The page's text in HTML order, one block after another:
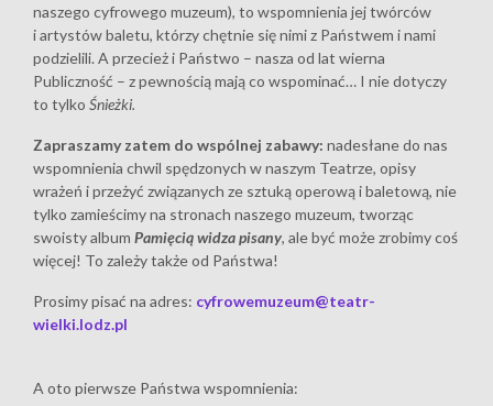
naszego cyfrowego muzeum), to wspomnienia jej twórców
i artystów baletu, którzy chętnie się nimi z Państwem i nami
podzielili. A przecież i Państwo – nasza od lat wierna
Publiczność – z pewnością mają co wspominać… I nie dotyczy
to tylko Śnieżki.
Zapraszamy zatem do wspólnej zabawy: nadesłane do nas
wspomnienia chwil spędzonych w naszym Teatrze, opisy
wrażeń i przeżyć związanych ze sztuką operową i baletową, nie
tylko zamieścimy na stronach naszego muzeum, tworząc
swoisty album Pamięcią widza pisany, ale być może zrobimy coś
więcej! To zależy także od Państwa!
Prosimy pisać na adres: cyfrowemuzeum@teatr-
wielki.lodz.pl
A oto pierwsze Państwa wspomnienia: